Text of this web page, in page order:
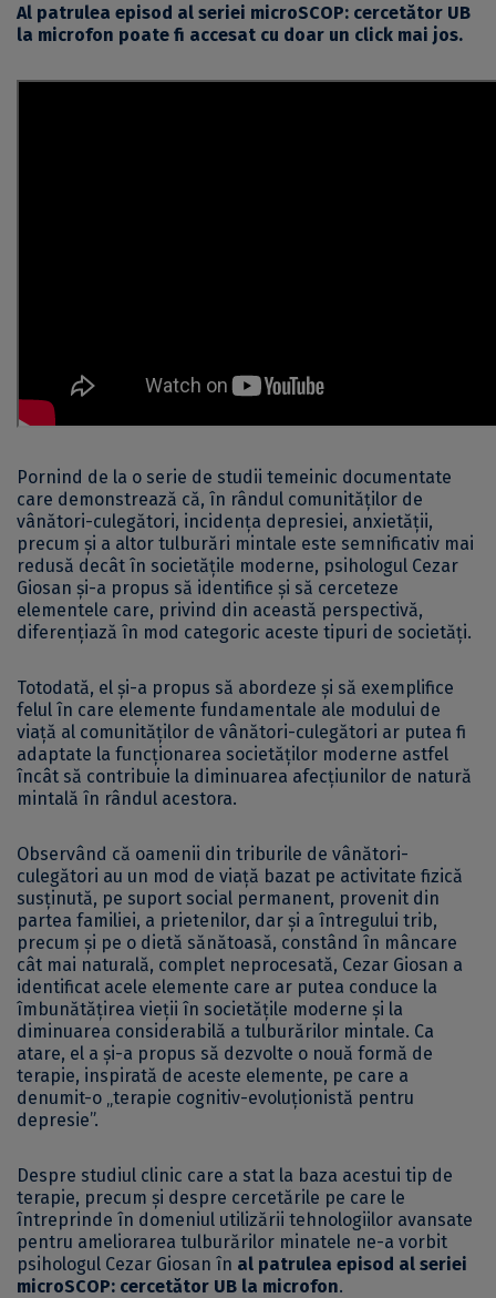
Al patrulea episod al seriei microSCOP: cercetător UB
la microfon poate fi accesat cu doar un click mai jos.
Pornind de la o serie de studii temeinic documentate
care demonstrează că, în rândul comunităților de
vânători-culegători, incidența depresiei, anxietății,
precum și a altor tulburări mintale este semnificativ mai
redusă decât în societățile moderne, psihologul Cezar
Giosan și-a propus să identifice și să cerceteze
elementele care, privind din această perspectivă,
diferențiază în mod categoric aceste tipuri de societăți.
Totodată, el și-a propus să abordeze și să exemplifice
felul în care elemente fundamentale ale modului de
viață al comunităților de vânători-culegători ar putea fi
adaptate la funcționarea societăților moderne astfel
încât să contribuie la diminuarea afecțiunilor de natură
mintală în rândul acestora.
Observând că oamenii din triburile de vânători-
culegători au un mod de viață bazat pe activitate fizică
susținută, pe suport social permanent, provenit din
partea familiei, a prietenilor, dar și a întregului trib,
precum și pe o dietă sănătoasă, constând în mâncare
cât mai naturală, complet neprocesată, Cezar Giosan a
identificat acele elemente care ar putea conduce la
îmbunătățirea vieții în societățile moderne și la
diminuarea considerabilă a tulburărilor mintale. Ca
atare, el a și-a propus să dezvolte o nouă formă de
terapie, inspirată de aceste elemente, pe care a
denumit-o „terapie cognitiv-evoluționistă pentru
depresie”.
Despre studiul clinic care a stat la baza acestui tip de
terapie, precum și despre cercetările pe care le
întreprinde în domeniul utilizării tehnologiilor avansate
pentru ameliorarea tulburărilor minatele ne-a vorbit
psihologul Cezar Giosan în al patrulea episod al seriei
microSCOP: cercetător UB la microfon.